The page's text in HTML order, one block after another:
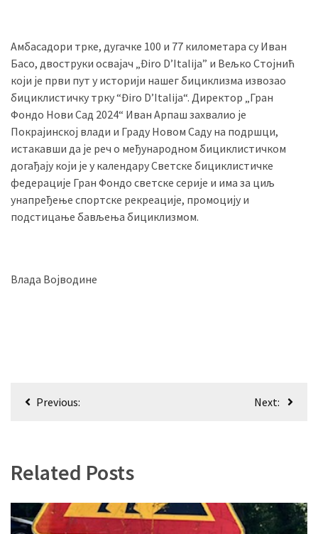
Амбасадори трке, дугачке 100 и 77 километара су Иван
Басо, двоструки освајач „Điro D’Italija” и Вељко Стојнић
који је први пут у историји нашег бициклизма извозао
бициклистичку трку “Điro D’Italija“. Директор „Гран
Фондо Нови Сад 2024“ Иван Арпаш захвалио је
Покрајинској влади и Граду Новом Саду на подршци,
истакавши да је реч о међународном бициклистичком
догађају који је у календару Светске бициклистичке
федерације Гран Фондо светске серије и има за циљ
унапређење спортске рекреације, промоцију и
подстицање бављења бициклизмом.
Влада Војводине
Кретање
Previous: Next:
Related Posts